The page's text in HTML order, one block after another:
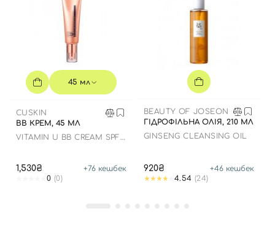
45 мл
CUSKIN
BB КРЕМ, 45 МЛ
VITAMIN U BB CREAM SPF
1,530₴ +76 кешбек
0 (0)
BEAUTY OF JOSEON
ГІДРОФІЛЬНА ОЛІЯ, 210 МЛ
GINSENG CLEANSING OIL
920₴ +46 кешбек
4.54 (24)